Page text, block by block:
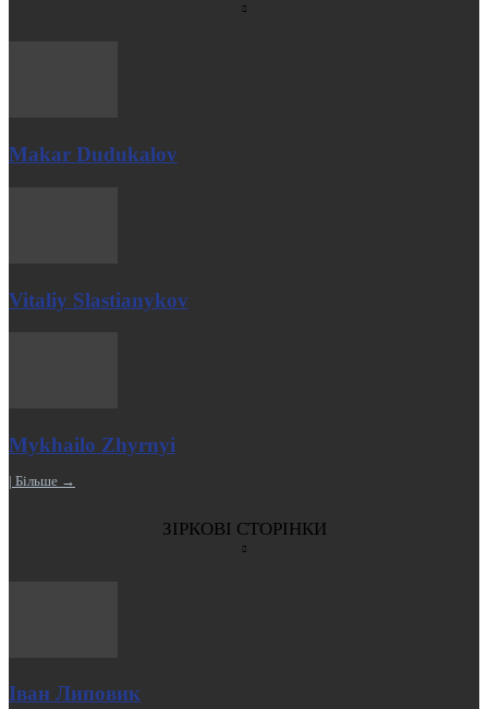
Makar Dudukalov
Vitaliy Slastianykov
Mykhailo Zhyrnyi
| Більше →
ЗІРКОВІ СТОРІНКИ
Іван Липовик